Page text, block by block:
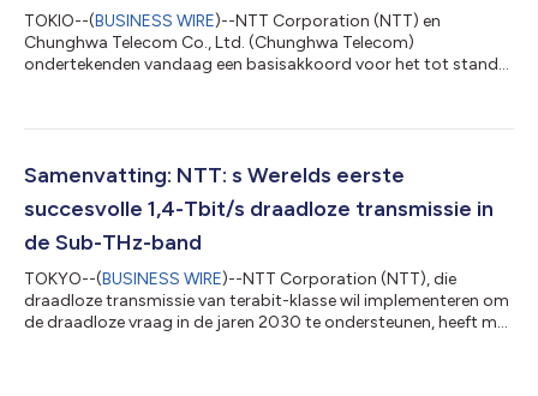
TOKIO--(BUSINESS WIRE)--NTT Corporation (NTT) en
Chunghwa Telecom Co., Ltd. (Chunghwa Telecom)
ondertekenden vandaag een basisakkoord voor het tot stand
communicatietechnologie gecentreerd op het All-Photonics
Taiwan tot stand brengen, en samenwerken in IOWN-
gerelateerde activiteiten en beveiliging. 1. Achtergro...
Samenvatting: NTT: s Werelds eerste
succesvolle 1,4-Tbit/s draadloze transmissie in
de Sub-THz-band
TOKYO--(BUSINESS WIRE)--NTT Corporation (NTT), die
draadloze transmissie van terabit-klasse wil implementeren om
de draadloze vraag in de jaren 2030 te ondersteunen, heeft met